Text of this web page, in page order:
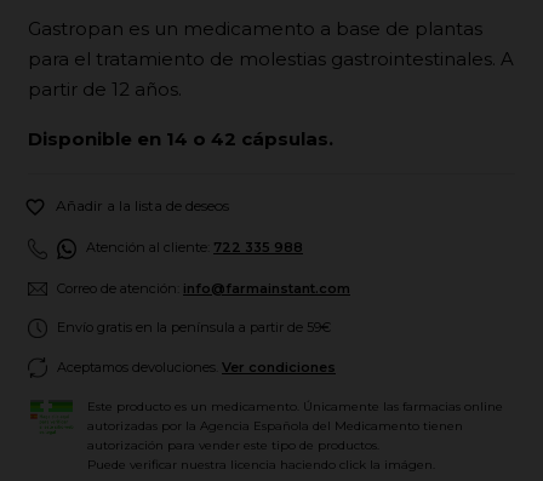
Gastropan es un medicamento a base de plantas
para el tratamiento de molestias gastrointestinales. A
partir de 12 años.
Disponible en 14 o 42 cápsulas.
 Añadir a la lista de deseos
Atención al cliente: 722 335 988
Correo de atención: info@farmainstant.com
Envío gratis en la península a partir de 59€
Aceptamos devoluciones. Ver condiciones
Este producto es un medicamento. Únicamente las farmacias online
autorizadas por la Agencia Española del Medicamento tienen
autorización para vender este tipo de productos.
Puede verificar nuestra licencia haciendo click la imágen.